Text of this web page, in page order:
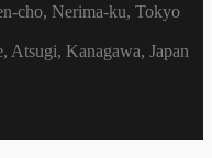
cho, Nerima-ku, Tokyo
Atsugi, Kanagawa, Japan